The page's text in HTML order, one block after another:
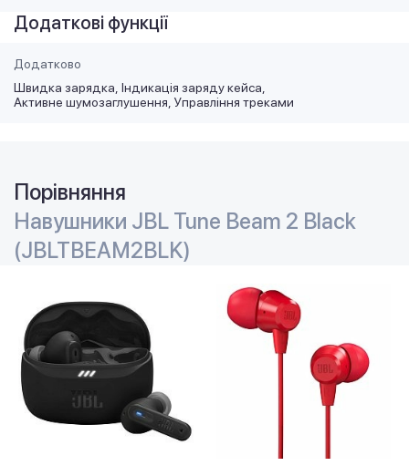
Додаткові функції
Додатково
Швидка зарядка Індикація заряду кейса
Активне шумозаглушення Управління треками
Порівняння
Навушники JBL Tune Beam 2 Black
(JBLTBEAM2BLK)